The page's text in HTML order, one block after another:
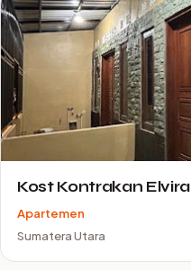
Kost Kontrakan Elvira
Apartemen
Sumatera Utara